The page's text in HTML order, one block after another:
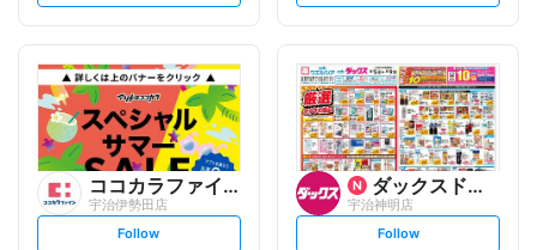
t
l
o
w
t
l
o
w
ココカラファイン
宇治伊勢田店
s
Follow
ダックスドラッグ
宇治神明店
s
Follow